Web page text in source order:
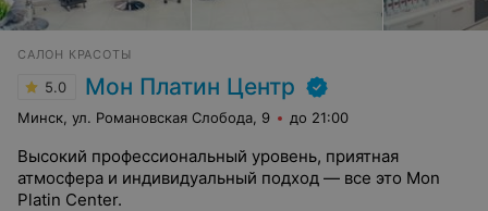
САЛОН КРАСОТЫ
5.0 Мон Платин Центр
Минск, ул. Романовская Слобода, 9 до 21:00
Высокий профессиональный уровень, приятная
атмосфера и индивидуальный подход — все это Mon
Platin Center.